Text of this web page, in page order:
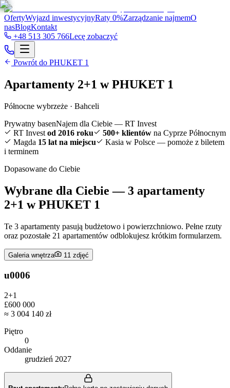
OfertyWyjazd inwestycyjnyRaty 0%Zarządzanie najmemO
nasBlogKontakt
+48 513 305 766Lecę zobaczyć
Powrót do PHUKET 1
Apartamenty 2+1 wPHUKET 1
Północne wybrzeże · Bahceli
Prywatny basenNajem dla Ciebie — RT Invest
RT Invest od 2016 roku 500+ klientów na Cyprze Północnym
Magda 15 lat na miejscu
Kasia w Polsce — pomoże z biletem
i terminem
Dopasowane do Ciebie
Wybrane dla Ciebie — 3 apartamenty
2+1 w PHUKET 1
Te 3 apartamenty pasują budżetowo i powierzchniowo. Pełne rzuty
oraz pozostałe 21 apartamentów odblokujesz krótkim formularzem.
Galeria wnętrza 11 zdjęć
u0006
2+1
£600 000
≈ 3 004 140 zł
Piętro
0
Oddanie
grudzień 2027